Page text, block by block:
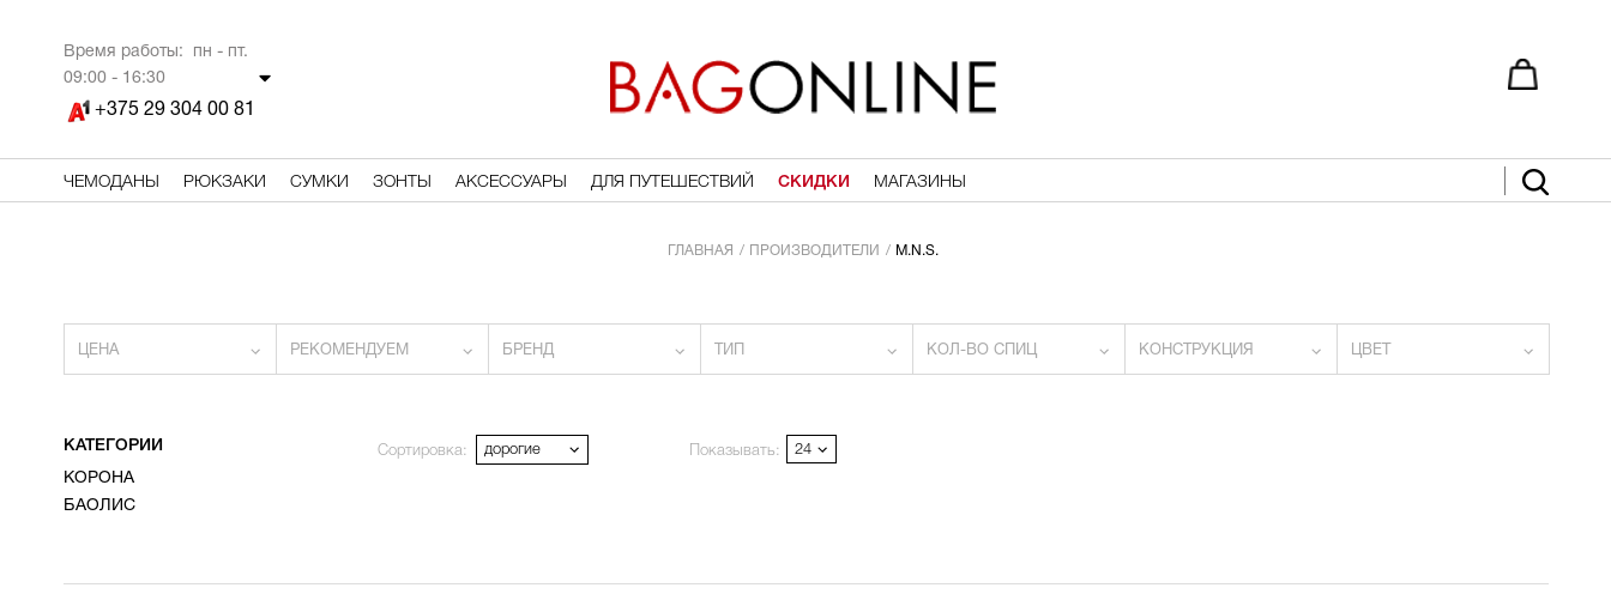
Время работы: пн - пт.
09:00 - 16:30
+375 29 304 00 81
ЧЕМОДАНЫ РЮКЗАКИ СУМКИ ЗОНТЫ АКСЕССУАРЫ ДЛЯ ПУТЕШЕСТВИЙ СКИДКИ МАГАЗИНЫ
ГЛАВНАЯ ПРОИЗВОДИТЕЛИ M.N.S.
ЦЕНА РЕКОМЕНДУЕМ БРЕНД ТИП КОЛ-ВО СПИЦ КОНСТРУКЦИЯ ЦВЕТ
КАТЕГОРИИ
КОРОНА
БАОЛИС
Сортировка: дорогие Показывать: 24